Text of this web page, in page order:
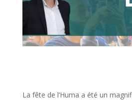
La fête de l’Huma a été un